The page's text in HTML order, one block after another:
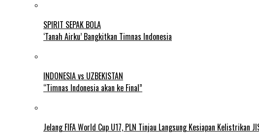
SPIRIT SEPAK BOLA
‘Tanah Airku’ Bangkitkan Timnas Indonesia
INDONESIA vs UZBEKISTAN
“Timnas Indonesia akan ke Final”
Jelang FIFA World Cup U17, PLN Tinjau Langsung Kesiapan Kelistrikan